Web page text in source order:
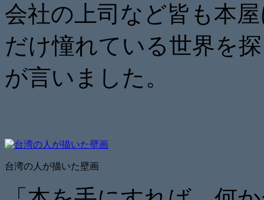
会社の上司など皆も本
だけ憧れている世界を
が言いました。
台湾の人が描いた壁画